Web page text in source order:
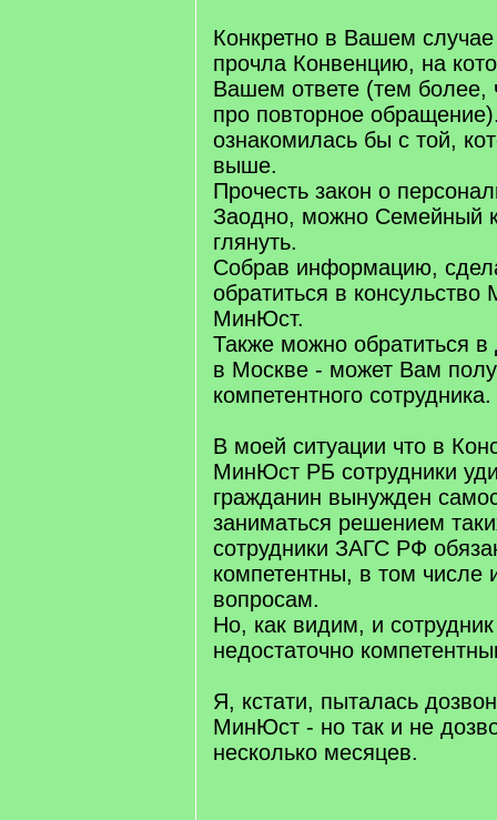
Конкретно в Вашем
прочла Конвенцию, на
Вашем ответе (тем более,
про повторное
ознакомилась бы с той,
выше.
Прочесть закон о
Заодно, можно Семейный
глянуть.
Собрав информацию,
обратиться в
МинЮст.
Также можно обратиться
в Москве - может Вам
компетентного сотрудника.
В моей ситуации что в
МинЮст РБ сотрудники
гражданин вынужден
заниматься решением
сотрудники ЗАГС РФ
компетентны, в том числе
вопросам.
Но, как видим, и
недостаточно
Я, кстати, пыталась
МинЮст - но так и не
несколько месяцев.